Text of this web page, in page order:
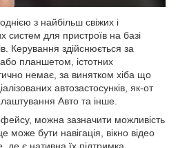
з найбільш свіжих і
систем для пристроїв на базі
Керування здійснюється за
планшетом, істотних
немає, за винятком хіба що
автозастосунків, як-от
Авто та інше.
можна зазначити можливість
може бути навігація, вікно відео